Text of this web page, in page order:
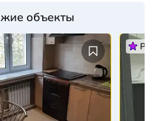
объекты